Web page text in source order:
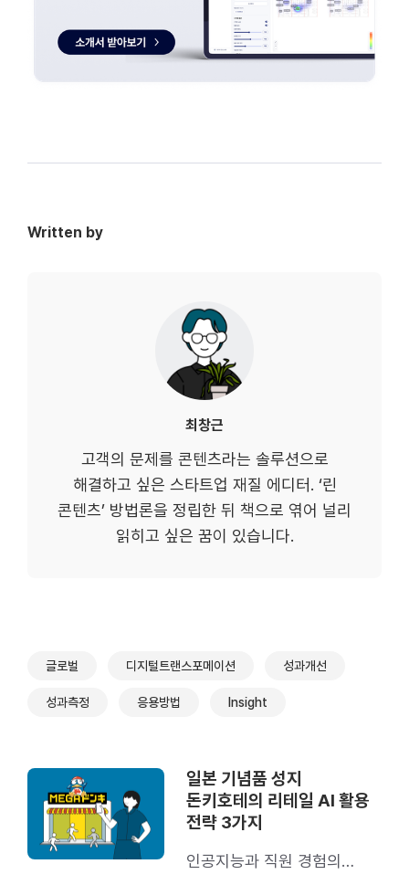
Written by
최창근
고객의 문제를 콘텐츠라는 솔루션으로
해결하고 싶은 스타트업 재질 에디터. ‘린
콘텐츠’ 방법론을 정립한 뒤 책으로 엮어 널리
읽히고 싶은 꿈이 있습니다.
글로벌 디지털트랜스포메이션 성과개선
성과측정 응용방법 Insight
일본 기념품 성지
돈키호테의 리테일 AI 활용
전략 3가지
인공지능과 직원 경험의